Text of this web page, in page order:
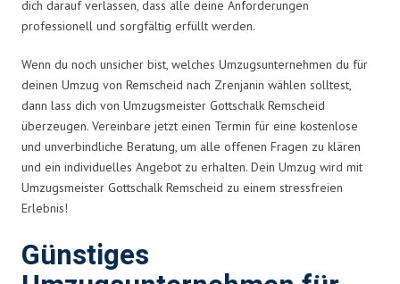
dich darauf verlassen, dass alle deine Anforderungen
professionell und sorgfältig erfüllt werden.
Wenn du noch unsicher bist, welches Umzugsunternehmen du für
deinen Umzug von Remscheid nach Zrenjanin wählen solltest,
dann lass dich von Umzugsmeister Gottschalk Remscheid
überzeugen. Vereinbare jetzt einen Termin für eine kostenlose
und unverbindliche Beratung, um alle offenen Fragen zu klären
und ein individuelles Angebot zu erhalten. Dein Umzug wird mit
Umzugsmeister Gottschalk Remscheid zu einem stressfreien
Erlebnis!
Günstiges